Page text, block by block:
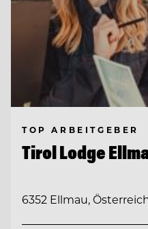
TOP ARBEITGEBER
Tirol Lodge
6352 Ellmau,